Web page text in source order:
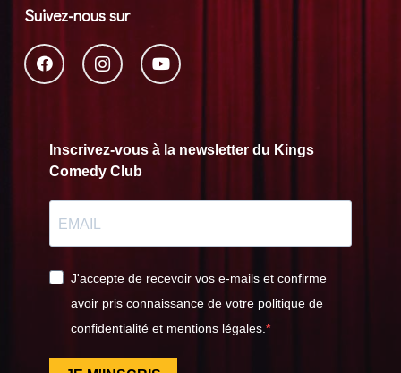
Suivez-nous sur
Inscrivez-vous à la newsletter du Kings
Comedy Club
J'accepte de recevoir vos e-mails et confirme
avoir pris connaissance de votre politique de
confidentialité et mentions légales.